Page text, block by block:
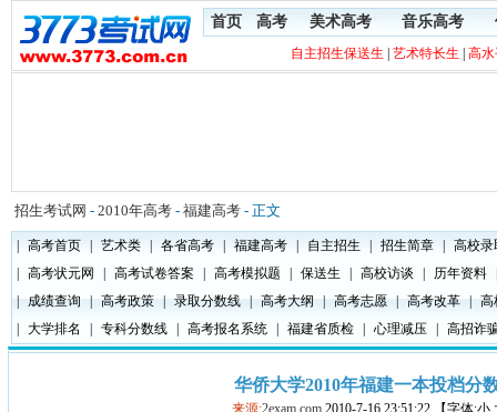
首页 高考 美术高考 音乐高考
自主招生保送生 艺术特长生 高
招生考试网 - 2010年高考 - 福建高考 - 正文
高考首页 艺术类 各省高考 福建高考 自主招生 招生简章
高校录
高考状元网 高考试卷答案 高考模拟题 保送生 高校访谈 历年资料
成绩查询 高考政策 录取分数线 高考大纲 高考志愿 高考改革
高
大学排名 专科分数线 高考报名系统 福建省质检 心理减压 高招诈
华侨大学2010年福建一本投档分
来源:2exam.com 2010-7-16 23:51:22 【字体:小